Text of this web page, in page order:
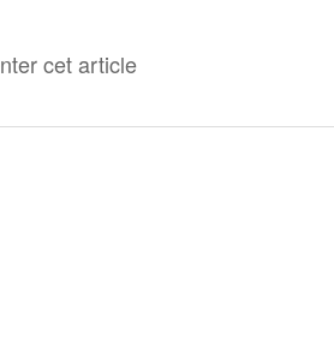
cet article